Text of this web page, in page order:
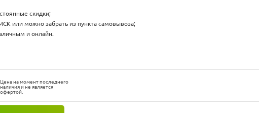
скидки;
или можно забрать из пункта самовывоза;
и онлайн.
Цена на момент последнего
наличия и не является
офертой.